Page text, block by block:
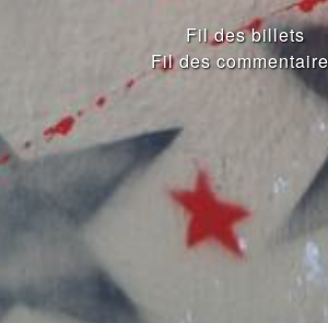
Fil des billets
Fil des